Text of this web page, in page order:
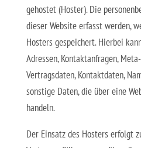
gehostet (Hoster). Die
dieser Website erfasst werden,
Hosters gespeichert. Hierbei
Adressen, Kontaktanfragen,
Vertragsdaten, Kontaktdaten,
sonstige Daten, die über eine
handeln.
Der Einsatz des Hosters erfolgt